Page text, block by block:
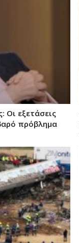
Οι εξετάσεις
πρόβλημα